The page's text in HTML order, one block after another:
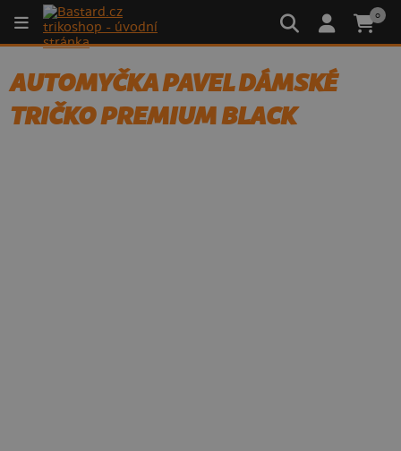
0
AUTOMYČKA PAVEL DÁMSKÉ
TRIČKO PREMIUM BLACK